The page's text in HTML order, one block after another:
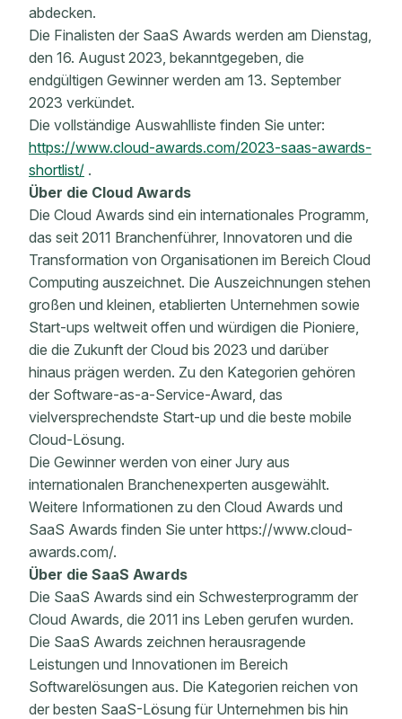
abdecken.
Die Finalisten der SaaS Awards werden am Dienstag,
den 16. August 2023, bekanntgegeben, die
endgültigen Gewinner werden am 13. September
2023 verkündet.
Die vollständige Auswahlliste finden Sie unter:
https://www.cloud-awards.com/2023-saas-awards-
shortlist/ .
Über die Cloud Awards
Die Cloud Awards sind ein internationales Programm,
das seit 2011 Branchenführer, Innovatoren und die
Transformation von Organisationen im Bereich Cloud
Computing auszeichnet. Die Auszeichnungen stehen
großen und kleinen, etablierten Unternehmen sowie
Start-ups weltweit offen und würdigen die Pioniere,
die die Zukunft der Cloud bis 2023 und darüber
hinaus prägen werden. Zu den Kategorien gehören
der Software-as-a-Service-Award, das
vielversprechendste Start-up und die beste mobile
Cloud-Lösung.
Die Gewinner werden von einer Jury aus
internationalen Branchenexperten ausgewählt.
Weitere Informationen zu den Cloud Awards und
SaaS Awards finden Sie unter https://www.cloud-
awards.com/.
Über die SaaS Awards
Die SaaS Awards sind ein Schwesterprogramm der
Cloud Awards, die 2011 ins Leben gerufen wurden.
Die SaaS Awards zeichnen herausragende
Leistungen und Innovationen im Bereich
Softwarelösungen aus. Die Kategorien reichen von
der besten SaaS-Lösung für Unternehmen bis hin